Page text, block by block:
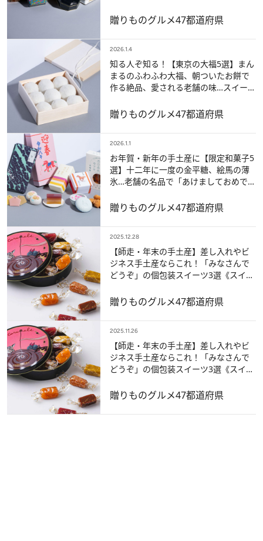
なかの厳選〉
贈りものグルメ47都道府県
2026.1.4
知る人ぞ知る！【東京の大福5選】まん
まるのふわふわ大福、朝ついたお餅で
作る絶品、愛される老舗の味…スイーツ
事2025】
贈りものグルメ47都道府県
2026.1.1
お年賀・新年の手土産に【限定和菓子5
選】十二年に一度の金平糖、絵馬の薄
氷…老舗の名品で「あけましておめで
贈りものグルメ47都道府県
2025.12.28
【師走・年末の手土産】差し入れやビ
ジネス手土産ならこれ！「みなさんで
どうぞ」の個包装スイーツ3選《スイー
事2025】
贈りものグルメ47都道府県
2025.11.26
【師走・年末の手土産】差し入れやビ
ジネス手土産ならこれ！「みなさんで
どうぞ」の個包装スイーツ3選《スイー
贈りものグルメ47都道府県